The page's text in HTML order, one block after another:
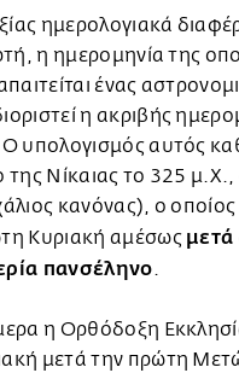
ημερολογιακά
η ημερομηνία της
ένας
η ακριβής
υπολογισμός αυτός
της Νίκαιας το 325
κανόνας), ο οποίος
Κυριακή αμέσως μετά
πανσέληνο.
η Ορθόδοξη
μετά την πρώτη